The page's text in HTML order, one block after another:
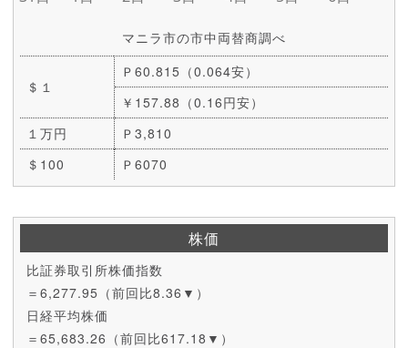
マニラ市の市中両替商調べ
＄１
Ｐ60.815（0.064安）
￥157.88（0.16円安）
１万円
Ｐ3,810
＄100
Ｐ6070
株価
比証券取引所株価指数
＝6,277.95（前回比8.36▼）
日経平均株価
＝65,683.26（前回比617.18▼）